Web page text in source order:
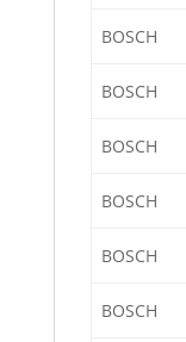
BOSCH
BOSCH
BOSCH
BOSCH
BOSCH
BOSCH